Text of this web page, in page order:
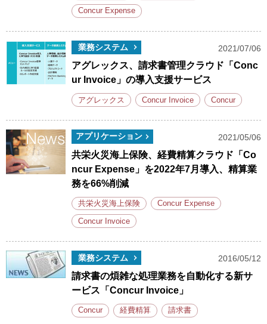
Concur Expense
業務システム 2021/07/06
アグレックス、請求書管理クラウド「Conc
ur Invoice」の導入支援サービス
アグレックス Concur Invoice Concur
アプリケーション 2021/05/06
共栄火災海上保険、経費精算クラウド「Co
ncur Expense」を2022年7月導入、精算業
務を66%削減
共栄火災海上保険 Concur Expense
Concur Invoice
業務システム 2016/05/12
請求書の煩雑な処理業務を自動化する新サ
ービス「Concur Invoice」
Concur 経費精算 請求書